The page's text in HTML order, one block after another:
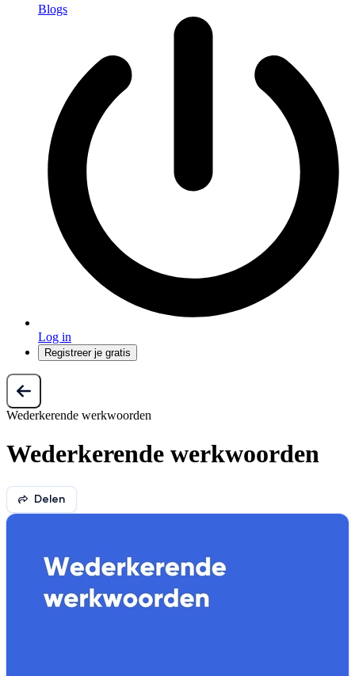
Blogs
Log in
Registreer je gratis
Wederkerende werkwoorden
Wederkerende werkwoorden
Delen